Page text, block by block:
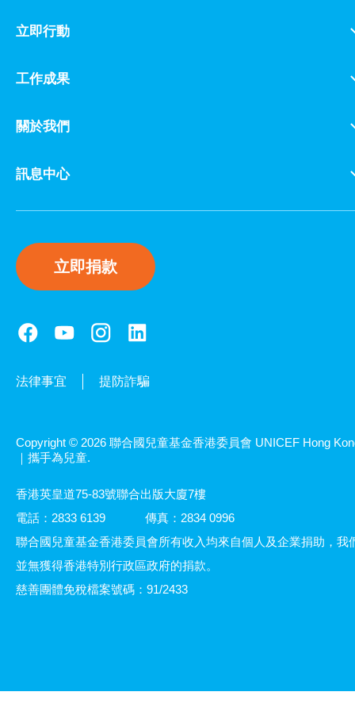
立即行動
工作成果
關於我們
訊息中心
立即捐款
法律事宜 提防詐騙
Copyright © 2026 聯合國兒童基金香港委員會 UNICEF Hong
｜攜手為兒童.
香港英皇道75-83號聯合出版大廈7樓
電話：2833 6139
傳真：2834 0996
聯合國兒童基金香港委員會所有收入均來自個人及企業捐助，我
並無獲得香港特別行政區政府的捐款。
慈善團體免稅檔案號碼：91/2433